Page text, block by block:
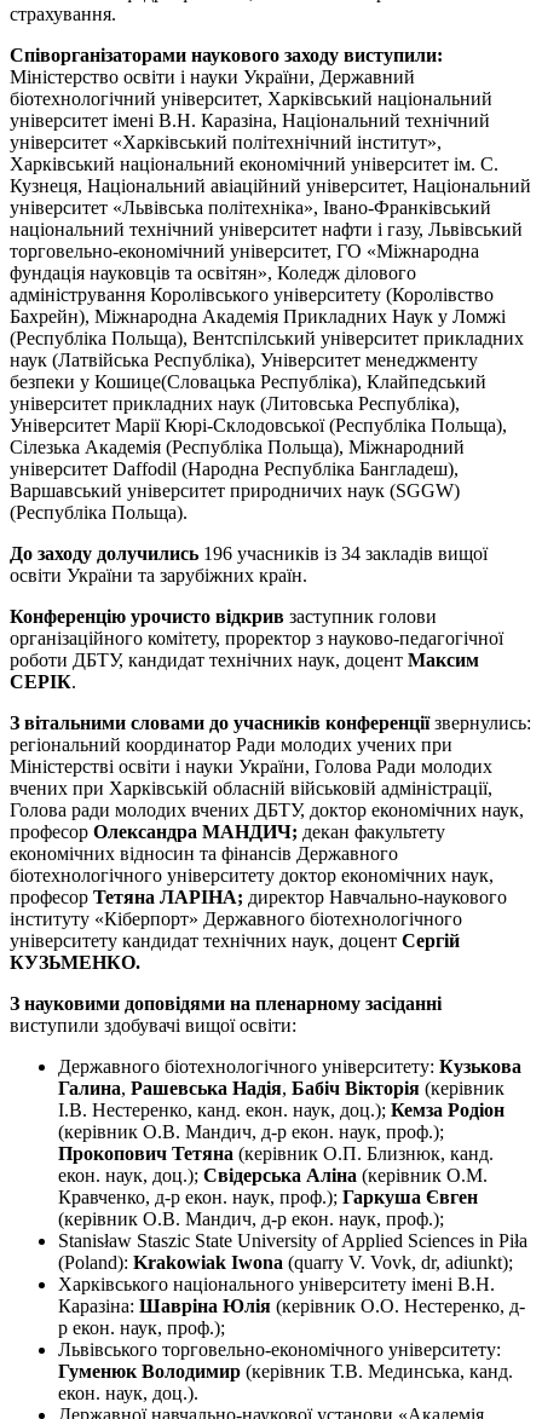
страхування.
Співорганізаторами наукового заходу виступили:
Міністерство освіти і науки України, Державний
біотехнологічний університет, Харківський національний
університет імені В.Н. Каразіна, Національний технічний
університет «Харківський політехнічний інститут»,
Харківський національний економічний університет ім. С.
Кузнеця, Національний авіаційний університет, Національний
університет «Львівська політехніка», Івано-Франківський
національний технічний університет нафти і газу, Львівський
торговельно-економічний університет, ГО «Міжнародна
фундація науковців та освітян», Коледж ділового
адміністрування Королівського університету (Королівство
Бахрейн), Міжнародна Академія Прикладних Наук у Ломжі
(Республіка Польща), Вентспілський університет прикладних
наук (Латвійська Республіка), Університет менеджменту
безпеки у Кошице(Словацька Республіка), Клайпедський
університет прикладних наук (Литовська Республіка),
Університет Марії Кюрі-Склодовської (Республіка Польща),
Сілезька Академія (Республіка Польща), Міжнародний
університет Daffodil (Народна Республіка Бангладеш),
Варшавський університет природничих наук (SGGW)
(Республіка Польща).
До заходу долучились 196 учасників із 34 закладів вищої
освіти України та зарубіжних країн.
Конференцію урочисто відкрив заступник голови
організаційного комітету, проректор з науково-педагогічної
роботи ДБТУ, кандидат технічних наук, доцент Максим
СЕРІК.
З вітальними словами до учасників конференціїзвернулись:
регіональний координатор Ради молодих учених при
Міністерстві освіти і науки України, Голова Ради молодих
вчених при Харківській обласній військовій адміністрації,
Голова ради молодих вчених ДБТУ, доктор економічних наук,
професор Олександра МАНДИЧ; декан факультету
економічних відносин та фінансів Державного
біотехнологічного університету доктор економічних наук,
професор Тетяна ЛАРІНА; директор Навчально-наукового
інституту «Кіберпорт» Державного біотехнологічного
університету кандидат технічних наук, доцент Сергій
КУЗЬМЕНКО.
З науковими доповідями на пленарному засіданні
виступили здобувачі вищої освіти:
Державного біотехнологічного університету: Кузькова
Галина, Рашевська Надія, Бабіч Вікторія (керівник
І.В. Нестеренко, канд. екон. наук, доц.); Кемза Родіон
(керівник О.В. Мандич, д-р екон. наук, проф.);
Прокопович Тетяна (керівник О.П. Близнюк, канд.
екон. наук, доц.); Свідерська Аліна (керівник О.М.
Кравченко, д-р екон. наук, проф.); Гаркуша Євген
(керівник О.В. Мандич, д-р екон. наук, проф.);
Stanisław Staszic State University of Applied Sciences in Piła
(Poland): Krakowiak Iwona (quarry V. Vovk, dr, adiunkt);
Харківського національного університету імені В.Н.
Каразіна: Шавріна Юлія (керівник О.О. Нестеренко, д-
р екон. наук, проф.);
Львівського торговельно-економічного університету:
Гуменюк Володимир (керівник Т.В. Мединська, канд.
екон. наук, доц.).
Державної навчально-наукової установи «Академія